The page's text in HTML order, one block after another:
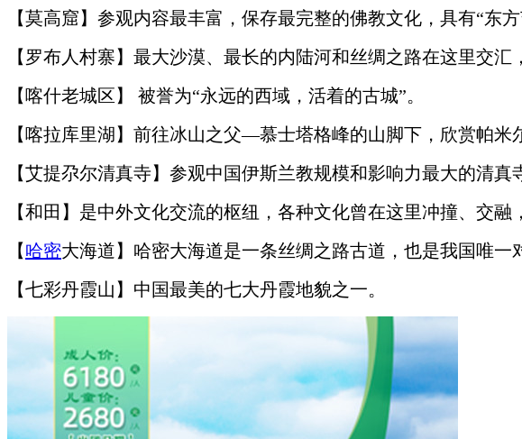
【莫高窟】参观内容最丰富，保存最完整的佛教文化，具有“东
【罗布人村寨】最大沙漠、最长的内陆河和丝绸之路在这里交汇
【喀什老城区】
被誉为“永远的西域，活着的古城”。
【喀拉库里湖】前往冰山之父—慕士塔格峰的山脚下，欣赏帕米
【艾提尕尔清真寺】参观中国伊斯兰教规模和影响力最大的清真
【和田】是中外文化交流的枢纽，各种文化曾在这里冲撞、交融
【哈密大海道】哈密大海道是一条丝绸之路古道，也是我国唯一
【七彩丹霞山】中国最美的七大丹霞地貌之一。